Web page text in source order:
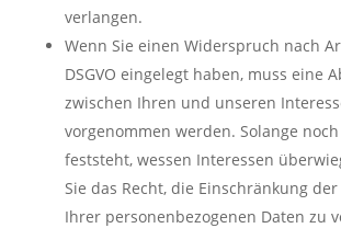
verlangen.
Wenn Sie einen Widerspruch nach
DSGVO eingelegt haben, muss eine
zwischen Ihren und unseren
vorgenommen werden. Solange
feststeht, wessen Interessen
Sie das Recht, die Einschränkung
Ihrer personenbezogenen Daten zu